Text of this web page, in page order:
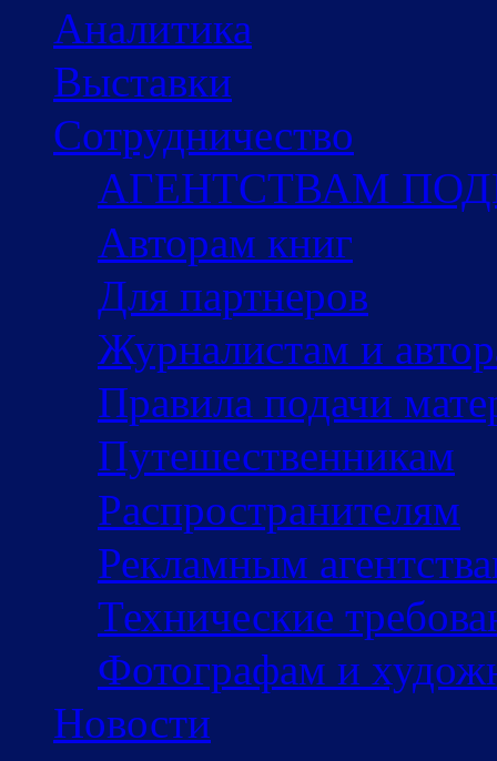
Аналитика
Выставки
Сотрудничество
АГЕНТСТВАМ
Авторам книг
Для партнеров
Журналистам и
Правила подачи
Путешественникам
Распространителям
Рекламным
Технические
Фотографам и
Новости